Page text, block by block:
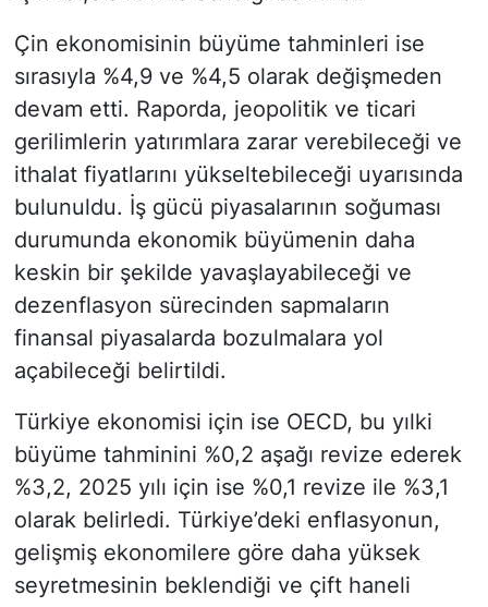
Çin ekonomisinin büyüme tahminleri ise
sırasıyla %4,9 ve %4,5 olarak değişmeden
devam etti. Raporda, jeopolitik ve ticari
gerilimlerin yatırımlara zarar verebileceği ve
ithalat fiyatlarını yükseltebileceği uyarısında
bulunuldu. İş gücü piyasalarının soğuması
durumunda ekonomik büyümenin daha
keskin bir şekilde yavaşlayabileceği ve
dezenflasyon sürecinden sapmaların
finansal piyasalarda bozulmalara yol
açabileceği belirtildi.
Türkiye ekonomisi için ise OECD, bu yılki
büyüme tahminini %0,2 aşağı revize ederek
%3,2, 2025 yılı için ise %0,1 revize ile %3,1
olarak belirledi. Türkiye’deki enflasyonun,
gelişmiş ekonomilere göre daha yüksek
seyretmesinin beklendiği ve çift haneli